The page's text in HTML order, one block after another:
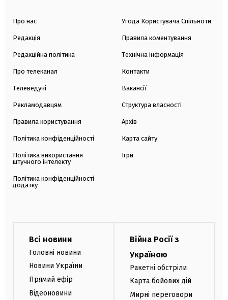
Про нас
Редакція
Редакційна політика
Про телеканал
Телеведучі
Рекламодавцям
Правила користування
Політика конфіденційності
Політика використання
штучного інтелекту
Політика конфіденційності
додатку
Угода Користувача Спільноти
Правила коментування
Технічна інформація
Контакти
Вакансії
Структура власності
Архів
Карта сайту
Ігри
Всі новини
Головні новини
Новини України
Прямий ефір
Відеоновини
Війна Росії з
Україною
Ракетні обстріли
Карта бойових дій
Мирні переговори